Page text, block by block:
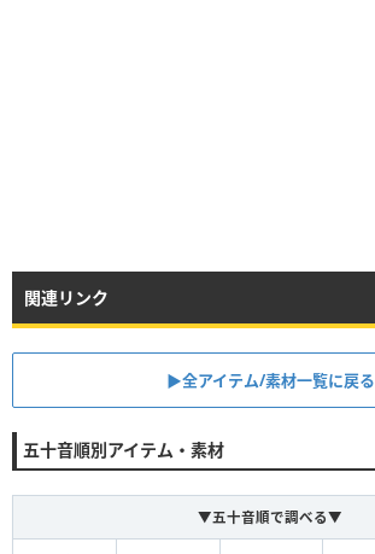
関連リンク
▶全アイテム/素材一覧に戻る
五十音順別アイテム・素材
▼五十音順で調べる▼